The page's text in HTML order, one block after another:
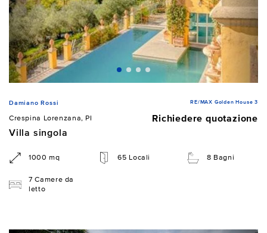
Damiano Rossi RE/MAX Golden House 3
Crespina Lorenzana, PI
Richiedere quotazione
Villa singola
1000 mq 65 Locali 8 Bagni
7 Camere da
letto